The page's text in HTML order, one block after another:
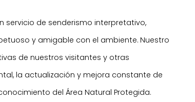
servicio de senderismo interpretativo,
y amigable con el ambiente. Nuestro
de nuestros visitantes y otras
la actualización y mejora constante de
del Área Natural Protegida.